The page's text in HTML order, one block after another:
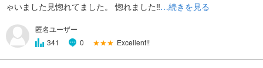
ゃいました見惚れてました。 惚れました‼️…続きを見る
匿名ユーザー
341
0 ★★★ Excellent!!